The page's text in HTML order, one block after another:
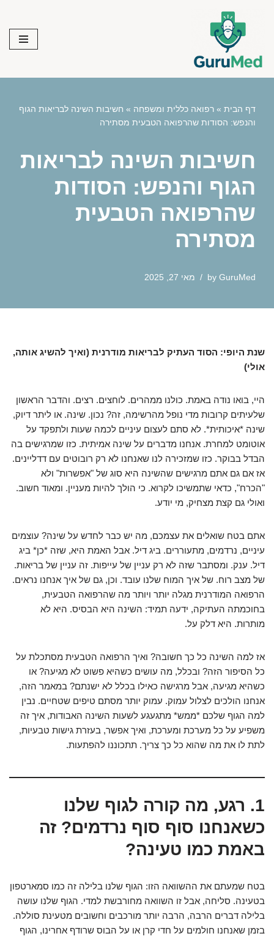
content
דף הבית » רפואה כללית ומשפחה » חשיבות השינה לבריאות הגוף
והנפש: הסודות שהרפואה הטבעית מסתירה
חשיבות השינה לבריאות
הגוף והנפש: הסודות
שהרפואה הטבעית
מסתירה
by GuruMed מאי 27, 2025
שנת היופי: הסוד העתיק לבריאות מודרנית (ואיך להשיג אותה,
אולי)
היי, בואו נודה באמת. כולנו ממהרים. לוחצים. רצים. והדבר הראשון
שלעיתים קרובות מדי נופל מהרשימה, זה? נכון. שינה. או ליתר דיוק,
שינה *איכותית*. לא סתם לעצום עיניים לכמה שעות ולתפקד על
אוטומט למחרת. אנחנו מדברים על שינה אמיתית. כזו שמרגישים בה
הבדל בבוקר. כזו שמזכירה לנו שאנחנו לא רק רובוטים עם דדליינים.
אז אם גם אתם מרגישים שהשינה היא סוג של "אפשרות" ולא
"הכרח", כדאי שתמשיכו לקרוא. כי הולך להיות מעניין. ומאוד חשוב.
ואולי גם קצת מצחיק, מי יודע.
אתם בטח שואלים את עצמכם, מה יש כבר לחדש על שינה? עוצמים
עיניים, נרדמים, מתעוררים. ביג דיל. אבל האמת היא, שזה *כן* ביג
דיל. ענק. ומסתבר שזה לא רק עניין של עייפות. זה עניין של בריאות.
של מצב רוח. של איך המוח שלנו עובד. וכן, גם של איך אנחנו נראים.
הרפואה המודרנית מגלה יותר ויותר מה שהרפואה הטבעית,
בחוכמתה העתיקה, ידעה תמיד: השינה היא הבסיס. היא לא
מותרות. היא דלק על.
אז למה השינה כל כך חשובה? ואיך הרפואה הטבעית מסתכלת על
כל הסיפור הזה? ובכלל, מה עושים כשהיא פשוט לא מגיעה? או
כשהיא מגיעה, אבל מרגישה כאילו בכלל לא ישנתם? במאמר הזה,
אנחנו הולכים לצלול עמוק. עמוק יותר מסתם טיפים שטחיים. נבין
למה הגוף שלכם *ממש* מתגעגע לשעות השינה האבודות, איך זה
משפיע על כל מערכת ומערכת, ואיך אפשר, בעזרת גישות טבעיות,
לתת לו את מה שהוא כל כך צריך. תתכוננו להפתעות.
1. רגע, מה קורה לגוף שלנו
כשאנחנו סוף סוף נרדמים? זה
באמת כמו טעינה?
בטח שמעתם את ההשוואה הזו: הגוף שלנו בלילה זה כמו סמארטפון
בטעינה. סליחה, אבל זו השוואה מחורבשת למדי. הגוף שלנו עושה
בלילה דברים הרבה, הרבה יותר מורכבים וחשובים מטעינת סוללה.
בזמן שאנחנו חולמים על חדי קרן או על הבוס שרודף אחרינו, הגוף